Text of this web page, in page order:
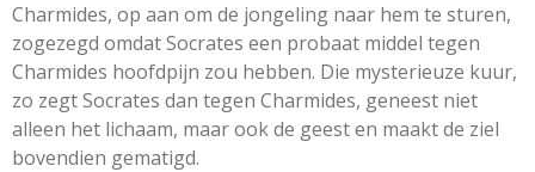
Charmides, op aan om de jongeling naar hem te sturen,
zogezegd omdat Socrates een probaat middel tegen
Charmides hoofdpijn zou hebben. Die mysterieuze kuur,
zo zegt Socrates dan tegen Charmides, geneest niet
alleen het lichaam, maar ook de geest en maakt de ziel
bovendien gematigd.